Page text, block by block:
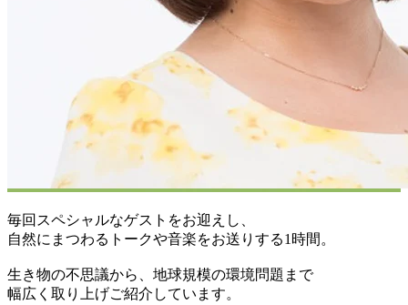
毎回スペシャルなゲストをお迎えし、
自然にまつわるトークや音楽をお送りする1時間。
生き物の不思議から、地球規模の環境問題まで
幅広く取り上げご紹介しています。